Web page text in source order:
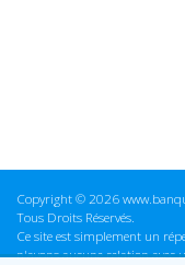
Copyright © 2026
Tous Droits Réservés.
Ce site est simplement un
n'avons aucune relation avec